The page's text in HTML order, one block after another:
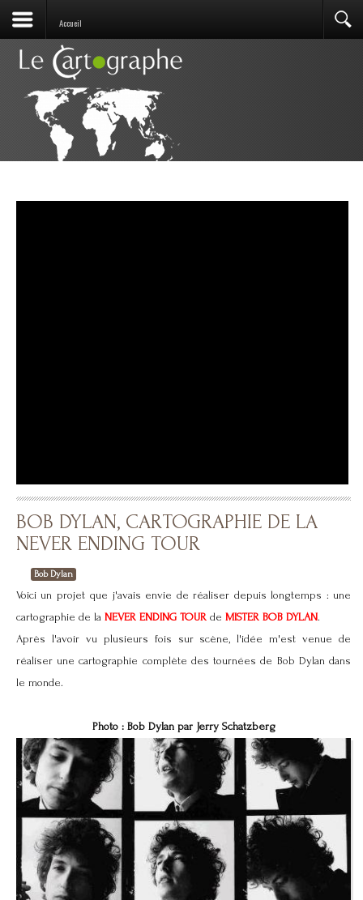
Accueil
d'hypsographie au choix
BOB DYLAN, CARTOGRAPHIE DE LA
NEVER ENDING TOUR
Bob Dylan
Voici un projet que j'avais envie de réaliser depuis longtemps : une
cartographie de la NEVER ENDING TOUR de MISTER BOB DYLAN.
Après l'avoir vu plusieurs fois sur scène, l'idée m'est venue de
réaliser une cartographie complète des tournées de Bob Dylan dans
le monde.
Photo : Bob Dylan par Jerry Schatzberg